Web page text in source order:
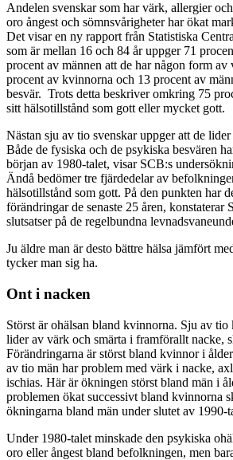
Andelen svenskar som har värk, allergier
oro ångest och sömnsvårigheter har ökat
Det visar en ny rapport från Statistiska
som är mellan 16 och 84 år uppger 71
procent av männen att de har någon form
procent av kvinnorna och 13 procent av
besvär. Trots detta beskriver omkring 75
sitt hälsotillstånd som gott eller mycket gott.
Nästan sju av tio svenskar uppger att de
Både de fysiska och de psykiska besvären
början av 1980-talet, visar SCB:s
Ändå bedömer tre fjärdedelar av
hälsotillstånd som gott. På den punkten har
förändringar de senaste 25 åren, konstaterar
slutsatser på de regelbundna
Ju äldre man är desto bättre hälsa jämfört
tycker man sig ha.
Ont i nacken
Störst är ohälsan bland kvinnorna. Sju av
lider av värk och smärta i framförallt nacke,
Förändringarna är störst bland kvinnor i
av tio män har problem med värk i nacke,
ischias. Här är ökningen störst bland män i
problemen ökat successivt bland kvinnorna
ökningarna bland män under slutet av 1990-
Under 1980-talet minskade den psykiska
oro eller ångest bland befolkningen, men